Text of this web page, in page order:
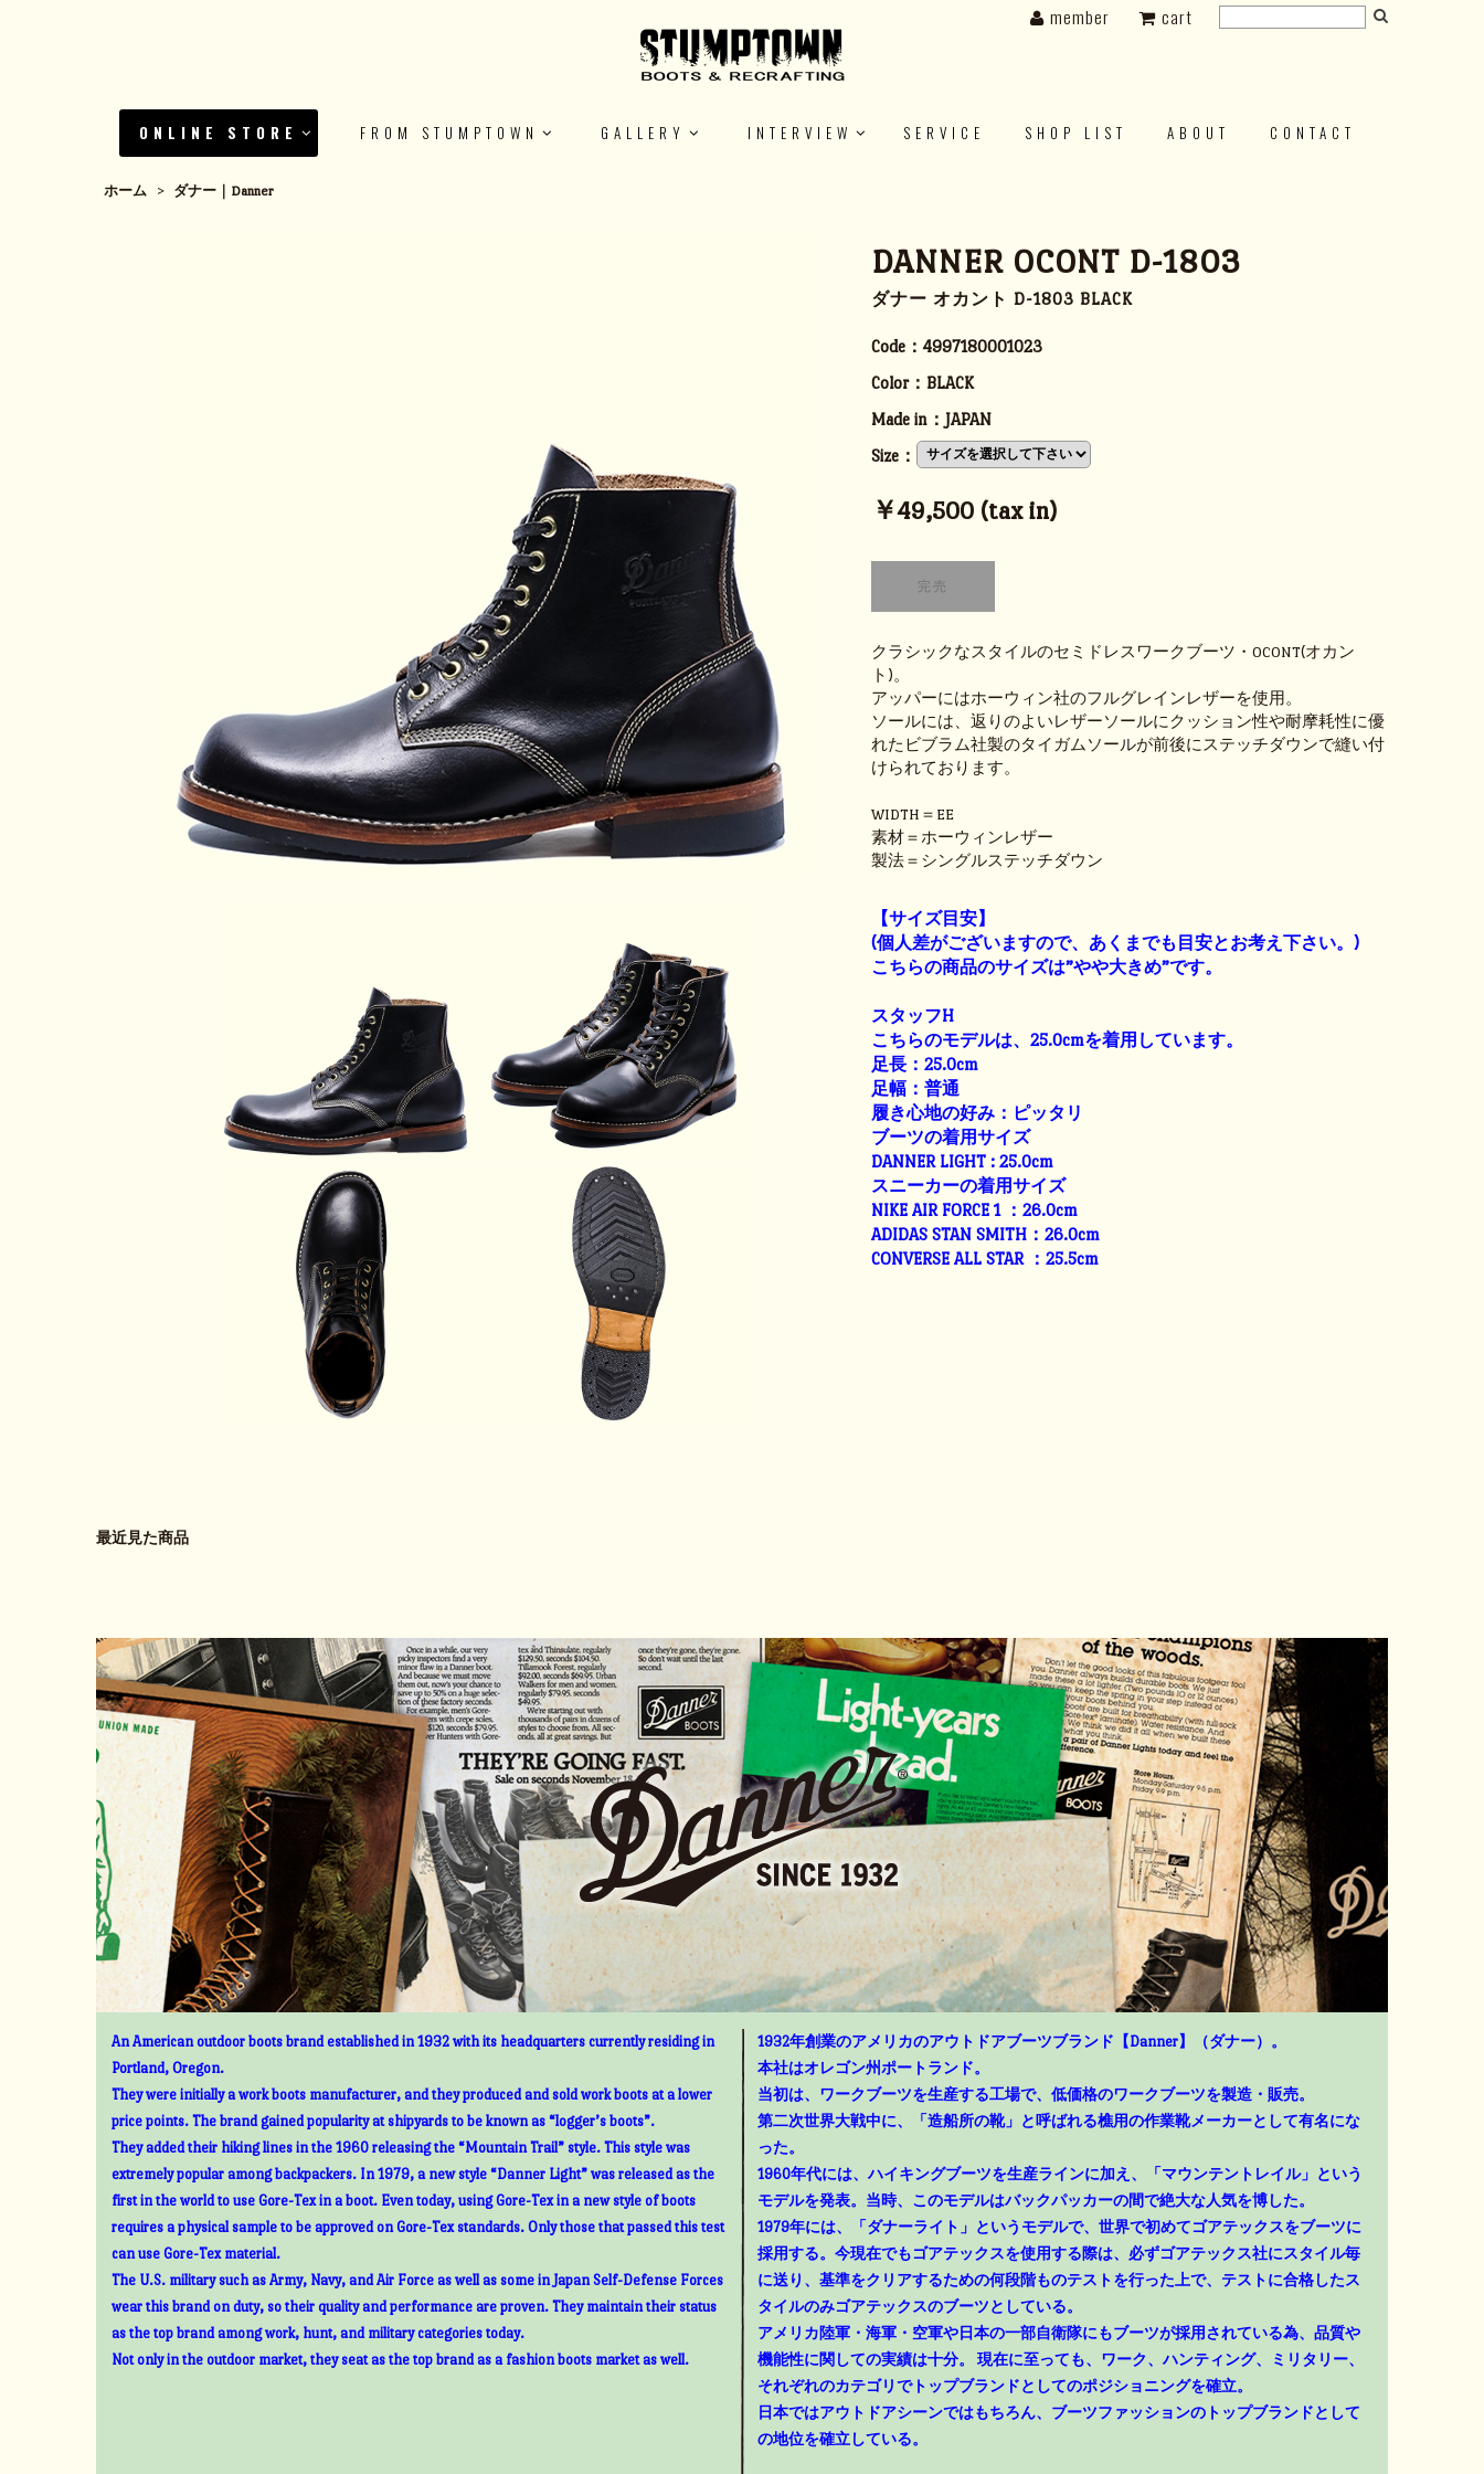
ONLINE STORE FROM STUMPTOWN GALLERY INTERVIEW SERVICE SHOP LIST ABOUT CONTACT
member cart
ホーム > ダナー｜Danner
DANNER OCONT D-1803
ダナー オカント D-1803 BLACK
Code：4997180001023
Color： BLACK
Made in： JAPAN
Size：
￥49,500 (tax in)
クラシックなスタイルのセミドレスワークブーツ・OCONT(オカン
ト)。
アッパーにはホーウィン社のフルグレインレザーを使用。
ソールには、返りのよいレザーソールにクッション性や耐摩耗性に優
れたビブラム社製のタイガムソールが前後にステッチダウンで縫い付
けられております。
WIDTH＝EE
素材＝ホーウィンレザー
製法＝シングルステッチダウン
【サイズ目安】
(個人差がございますので、あくまでも目安とお考え下さい。)
こちらの商品のサイズは”やや大きめ”です。
スタッフH
こちらのモデルは、25.0cmを着用しています。
足長：25.0cm
足幅：普通
履き心地の好み：ピッタリ
ブーツの着用サイズ
DANNER LIGHT : 25.0cm
スニーカーの着用サイズ
NIKE AIR FORCE 1 ：26.0cm
ADIDAS STAN SMITH：26.0cm
CONVERSE ALL STAR ：25.5cm
最近見た商品
An American outdoor boots brand established in 1932 with its headquarters currently residing in
Portland, Oregon.
They were initially a work boots manufacturer, and they produced and sold work boots at a lower
price points. The brand gained popularity at shipyards to be known as “logger’s boots”.
They added their hiking lines in the 1960 releasing the “Mountain Trail” style. This style was
extremely popular among backpackers. In 1979, a new style “Danner Light” was released as the
first in the world to use Gore-Tex in a boot. Even today, using Gore-Tex in a new style of boots
requires a physical sample to be approved on Gore-Tex standards. Only those that passed this test
can use Gore-Tex material.
The U.S. military such as Army, Navy, and Air Force as well as some in Japan Self-Defense Forces
wear this brand on duty, so their quality and performance are proven. They maintain their status
as the top brand among work, hunt, and military categories today.
Not only in the outdoor market, they seat as the top brand as a fashion boots market as well.
1932年創業のアメリカのアウトドアブーツブランド【Danner】（ダナー）。
本社はオレゴン州ポートランド。
当初は、ワークブーツを生産する工場で、低価格のワークブーツを製造・販売。
第二次世界大戦中に、「造船所の靴」と呼ばれる樵用の作業靴メーカーとして有名にな
った。
1960年代には、ハイキングブーツを生産ラインに加え、「マウンテントレイル」という
モデルを発表。当時、このモデルはバックパッカーの間で絶大な人気を博した。
1979年には、「ダナーライト」というモデルで、世界で初めてゴアテックスをブーツに
採用する。今現在でもゴアテックスを使用する際は、必ずゴアテックス社にスタイル毎
に送り、基準をクリアするための何段階ものテストを行った上で、テストに合格したス
タイルのみゴアテックスのブーツとしている。
アメリカ陸軍・海軍・空軍や日本の一部自衛隊にもブーツが採用されている為、品質や
機能性に関しての実績は十分。 現在に至っても、ワーク、ハンティング、ミリタリー、
それぞれのカテゴリでトップブランドとしてのポジショニングを確立。
日本ではアウトドアシーンではもちろん、ブーツファッションのトップブランドとして
の地位を確立している。